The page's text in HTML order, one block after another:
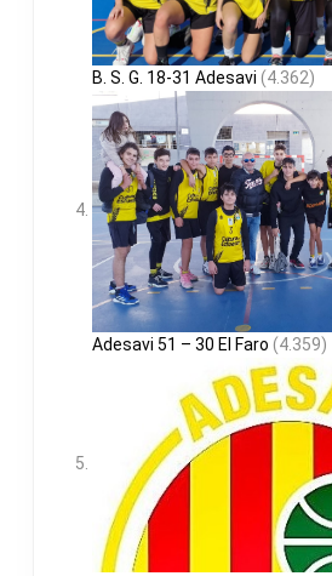
B. S. G. 18-31 Adesavi (4.362)
Adesavi 51 – 30 El Faro (4.359)